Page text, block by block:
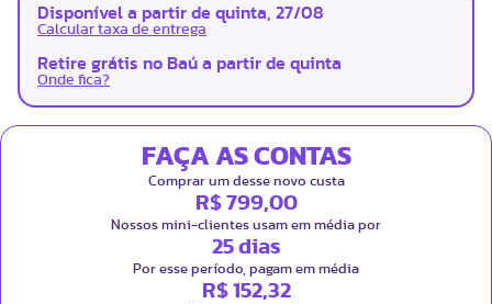
Disponível a partir de quinta, 27/08
Calcular taxa de entrega
Retire grátis no Baú a partir de quinta
Onde fica?
FAÇA AS CONTAS
Comprar um desse novo custa
R$ 799,00
Nossos mini-clientes usam em média por
25 dias
Por esse período, pagam em média
R$ 152,32